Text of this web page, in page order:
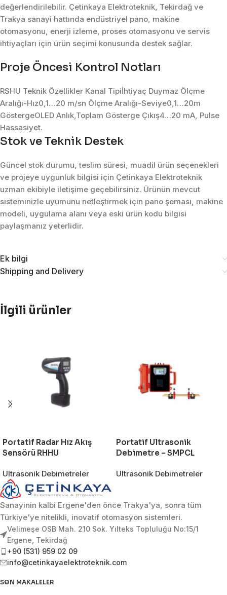
değerlendirilebilir. Çetinkaya Elektroteknik, Tekirdağ ve
Trakya sanayi hattında endüstriyel pano, makine
otomasyonu, enerji izleme, proses otomasyonu ve servis
ihtiyaçları için ürün seçimi konusunda destek sağlar.
Proje Öncesi Kontrol Notları
RSHU Teknik Özellikler Kanal Tipiİhtiyaç Duymaz Ölçme
Aralığı-Hız0,1…20 m/sn Ölçme Aralığı-Seviye0,1…20m
GöstergeOLED Anlık,Toplam Gösterge Çıkış4…20 mA, Pulse
Hassasiyet.
Stok ve Teknik Destek
Güncel stok durumu, teslim süresi, muadil ürün seçenekleri
ve projeye uygunluk bilgisi için Çetinkaya Elektroteknik
uzman ekibiyle iletişime geçebilirsiniz. Ürünün mevcut
sisteminizle uyumunu netleştirmek için pano şeması, makine
modeli, uygulama alanı veya eski ürün kodu bilgisi
paylaşmanız yeterlidir.
Ek bilgi
Shipping and Delivery
İlgili ürünler
Portatif Radar Hız Akış
Sensörü RHHU
Ultrasonik Debimetreler
Portatif Ultrasonik
Debimetre – SMPCL
Ultrasonik Debimetreler
Sanayinin kalbi Ergene'den önce Trakya'ya, sonra tüm
Türkiye'ye nitelikli, inovatif otomasyon sistemleri.
Velimeşe OSB Mah. 210 Sok. Yılteks Topluluğu No:15/1
Ergene, Tekirdağ
+90 (531) 959 02 09
info@cetinkayaelektroteknik.com
SON MAKALELER